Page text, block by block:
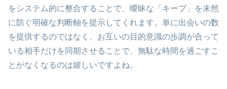
をシステム的に整合することで、曖昧な「キープ」を未然
に防ぐ明確な判断軸を提示してくれます。単に出会いの数
を提供するのではなく、お互いの目的意識の歩調が合って
いる相手だけを同期させることで、無駄な時間を過ごすこ
とがなくなるのは嬉しいですよね。